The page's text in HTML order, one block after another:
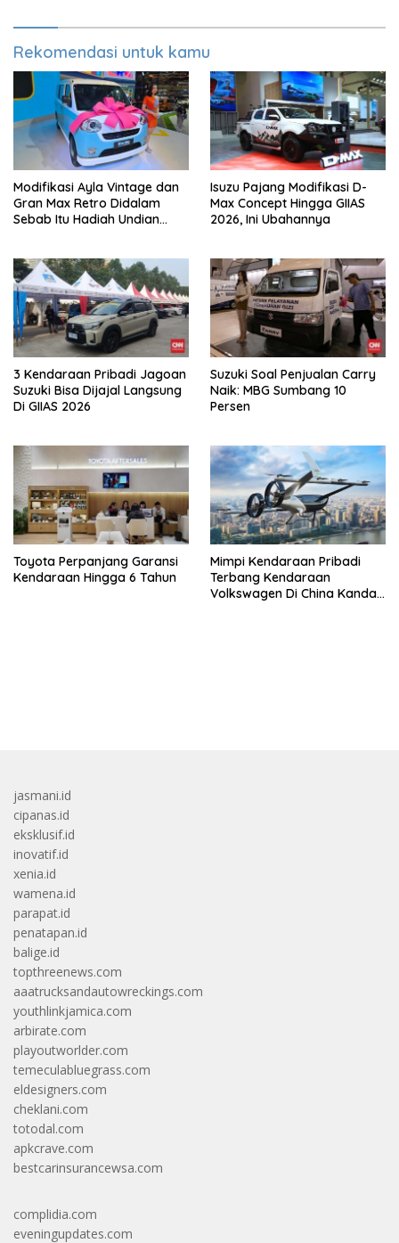
Rekomendasi untuk kamu
Modifikasi Ayla Vintage dan
Gran Max Retro Didalam
Sebab Itu Hadiah Undian
Isuzu Pajang Modifikasi D-
Max Concept Hingga GIIAS
2026, Ini Ubahannya
3 Kendaraan Pribadi Jagoan
Suzuki Bisa Dijajal Langsung
Di GIIAS 2026
Suzuki Soal Penjualan Carry
Naik: MBG Sumbang 10
Persen
Toyota Perpanjang Garansi
Kendaraan Hingga 6 Tahun
Mimpi Kendaraan Pribadi
Terbang Kendaraan
Volkswagen Di China Kandas
jasmani.id
cipanas.id
eksklusif.id
inovatif.id
xenia.id
wamena.id
parapat.id
penatapan.id
balige.id
topthreenews.com
aaatrucksandautowreckings.com
youthlinkjamica.com
arbirate.com
playoutworlder.com
temeculabluegrass.com
eldesigners.com
cheklani.com
totodal.com
apkcrave.com
bestcarinsurancewsa.com
complidia.com
eveningupdates.com